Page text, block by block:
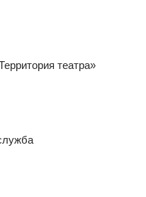
театра»